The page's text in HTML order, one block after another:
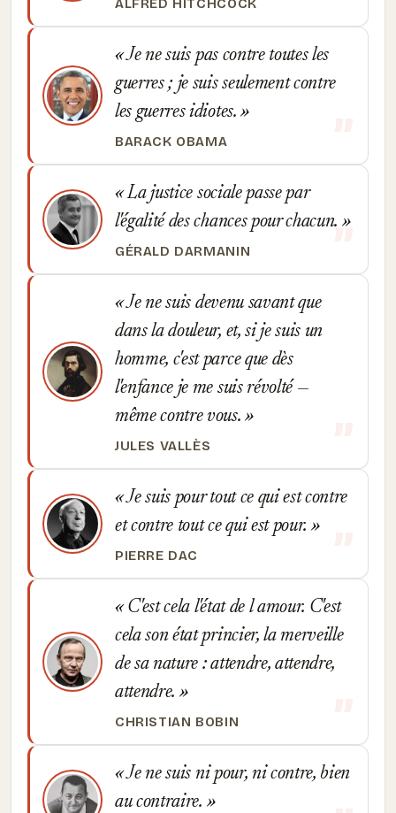
ALFRED HITCHCOCK
Je ne suis pas contre toutes les
guerres ; je suis seulement contre
les guerres idiotes.
BARACK OBAMA
La justice sociale passe par
l'égalité des chances pour chacun.
GÉRALD DARMANIN
Je ne suis devenu savant que
dans la douleur, et, si je suis un
homme, c'est parce que dès
l'enfance je me suis révolté —
même contre vous.
JULES VALLÈS
Je suis pour tout ce qui est contre
et contre tout ce qui est pour.
PIERRE DAC
C'est cela l'état de l amour. C'est
cela son état princier, la merveille
de sa nature : attendre, attendre,
attendre.
CHRISTIAN BOBIN
Je ne suis ni pour, ni contre, bien
au contraire.